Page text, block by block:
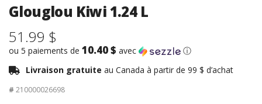
Glouglou Kiwi 1.24 L
51.99 $
ou 5 paiements de 10.40 $ avec
ⓘ
Livraison gratuite au Canada à partir de 99 $ d’achat
# 210000026698